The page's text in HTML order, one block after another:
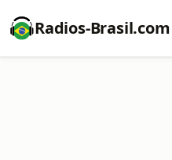
Radios-Brasil.com